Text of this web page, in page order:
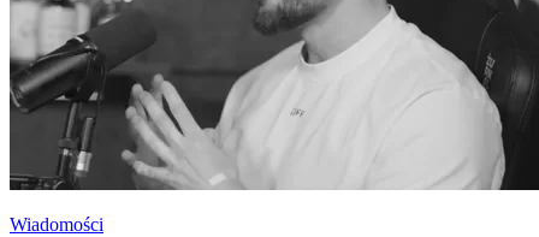
Wiadomości